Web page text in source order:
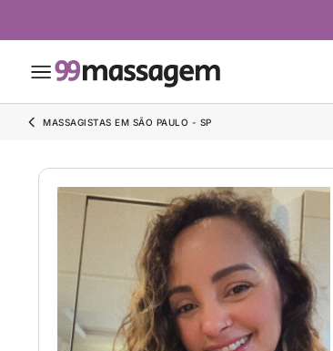
MASSAGISTAS EM SÃO PAULO - SP